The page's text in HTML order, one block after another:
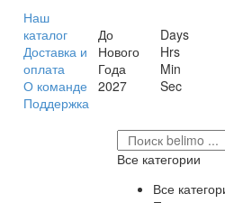
Наш
каталог
Доставка и
оплата
О команде
Поддержка
До
Нового
Года
2027
Days
Hrs
Min
Sec
Все категории
Все